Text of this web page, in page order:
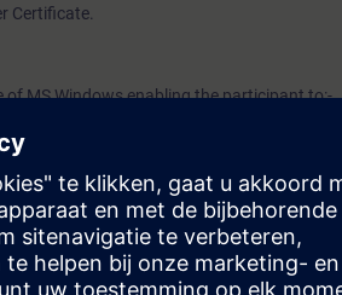
Certificate.
MS Windows enabling the participant to:-
must have completed the